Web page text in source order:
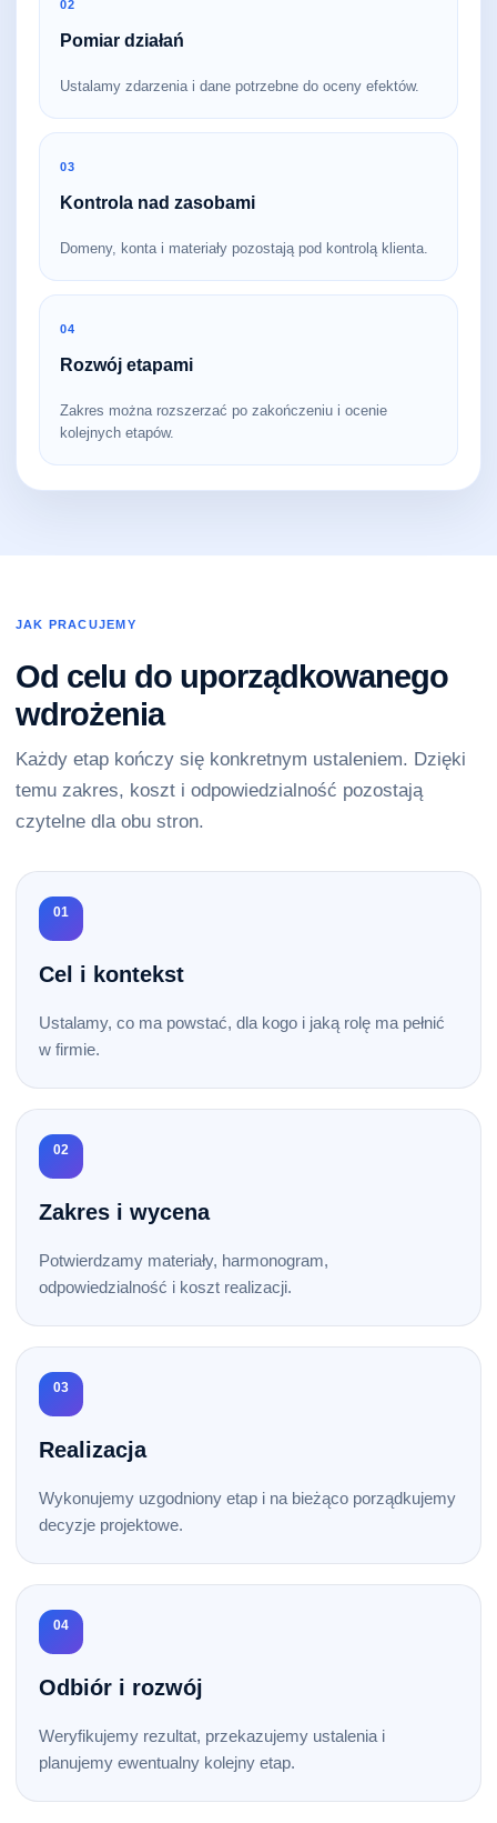
02
Pomiar działań
Ustalamy zdarzenia i dane potrzebne do oceny efektów.
03
Kontrola nad zasobami
Domeny, konta i materiały pozostają pod kontrolą klienta.
04
Rozwój etapami
Zakres można rozszerzać po zakończeniu i ocenie
kolejnych etapów.
JAK PRACUJEMY
Od celu do uporządkowanego
wdrożenia
Każdy etap kończy się konkretnym ustaleniem. Dzięki
temu zakres, koszt i odpowiedzialność pozostają
czytelne dla obu stron.
01
Cel i kontekst
Ustalamy, co ma powstać, dla kogo i jaką rolę ma pełnić
w firmie.
02
Zakres i wycena
Potwierdzamy materiały, harmonogram,
odpowiedzialność i koszt realizacji.
03
Realizacja
Wykonujemy uzgodniony etap i na bieżąco porządkujemy
decyzje projektowe.
04
Odbiór i rozwój
Weryfikujemy rezultat, przekazujemy ustalenia i
planujemy ewentualny kolejny etap.